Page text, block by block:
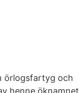
örlogsfartyg och
henne öknamnet